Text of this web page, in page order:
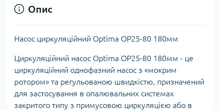
Опис
Насос циркуляційний Optima OP25-80 180мм
Циркуляційний насос Optima OP25-80 180мм - це
циркуляційний однофазний насос з «мокрим
ротором» та регульованою швидкістю, призначений
для застосування в опалювальних системах
закритого типу з примусовою циркуляцією або в